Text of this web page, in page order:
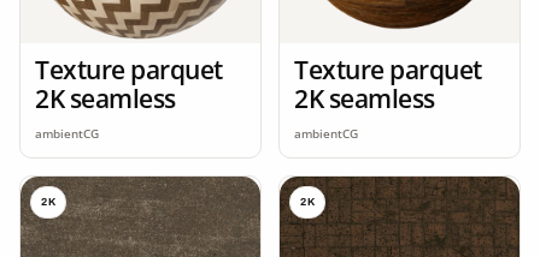
Texture parquet
2K seamless
ambientCG
Texture parquet
2K seamless
ambientCG
2K 2K